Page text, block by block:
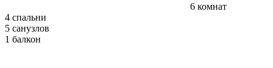
6 комнат
4 спальни
5 санузлов
1 балкон